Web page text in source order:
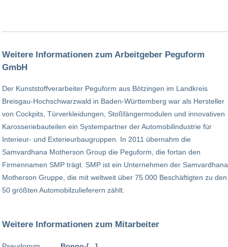
Weitere Informationen zum Arbeitgeber Peguform
GmbH
Der Kunststoffverarbeiter Peguform aus Bötzingen im Landkreis
Breisgau-Hochschwarzwald in Baden-Württemberg war als Hersteller
von Cockpits, Türverkleidungen, Stoßfängermodulen und innovativen
Karosseriebauteilen ein Systempartner der Automobilindustrie für
Interieur- und Exterieurbaugruppen. In 2011 übernahm die
Samvardhana Motherson Group die Peguform, die fortan den
Firmennamen SMP trägt. SMP ist ein Unternehmen der Samvardhana
Motherson Gruppe, die mit weltweit über 75.000 Beschäftigten zu den
50 größten Automobilzulieferern zählt.
Weitere Informationen zum Mitarbeiter